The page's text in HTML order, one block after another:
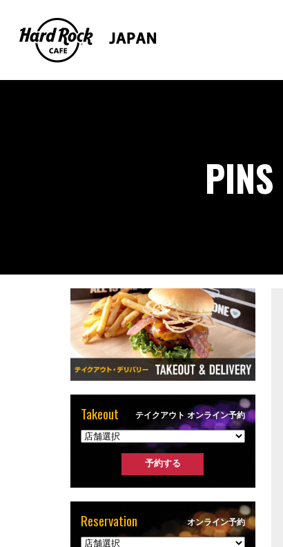
Takeout テイクアウト オンライン予約
Reservation オンライン予約